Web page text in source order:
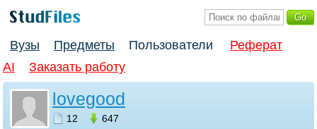
Вузы Предметы Пользователи
Реферат
AI
Заказать работу
lovegood
12 647